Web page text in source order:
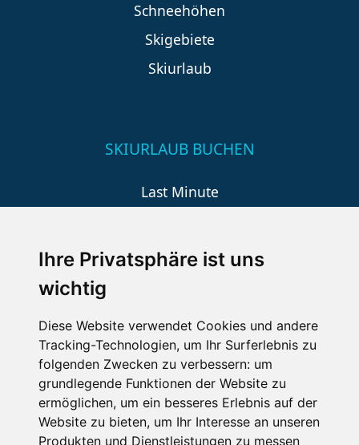
Ihre Privatsphäre ist uns
wichtig
Diese Website verwendet Cookies und andere
Tracking-Technologien, um Ihr Surferlebnis zu
folgenden Zwecken zu verbessern: um
grundlegende Funktionen der Website zu
ermöglichen, um ein besseres Erlebnis auf der
Website zu bieten, um Ihr Interesse an unseren
Produkten und Dienstleistungen zu messen
Schneehöhen
Skigebiete
Skiurlaub
SKIURLAUB BUCHEN
Last Minute
Wellness
SCHNEEHÖHEN SKI APP
Die Schneehoehen Ski APP für iOS und Android - Ein
Muss für alle Wintersportler und Schneefreaks!